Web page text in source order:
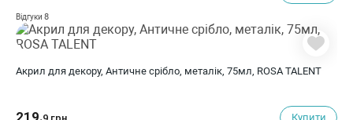
Відгуки 8
Акрил для декору, Античне срібло, металік, 75мл, ROSA TALENT
219.9 грн Купити